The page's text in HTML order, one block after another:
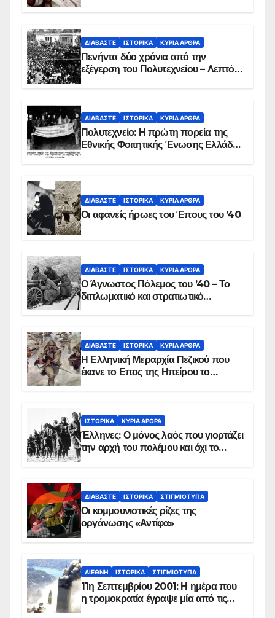
ΔΙΑΒΆΣΤΕ ΙΣΤΟΡΙΚΆ ΚΥΡΙΑ ΑΡΘΡΑ
Πενήντα δύο χρόνια από την
εξέγερση του Πολυτεχνείου – Λεπτό
ΔΙΑΒΆΣΤΕ ΙΣΤΟΡΙΚΆ ΚΥΡΙΑ ΑΡΘΡΑ
Πολυτεχνείο: Η πρώτη πορεία της
Εθνικής Φοιτητικής Ένωσης Ελλάδος
ΔΙΑΒΆΣΤΕ ΙΣΤΟΡΙΚΆ ΚΥΡΙΑ ΑΡΘΡΑ
Οι αφανείς ήρωες του Έπους του ’40
ΔΙΑΒΆΣΤΕ ΙΣΤΟΡΙΚΆ ΚΥΡΙΑ ΑΡΘΡΑ
Ο Άγνωστος Πόλεμος του ’40 – Το
διπλωματικό και στρατιωτικό
ΔΙΑΒΆΣΤΕ ΙΣΤΟΡΙΚΆ ΚΥΡΙΑ ΑΡΘΡΑ
Η Ελληνική Μεραρχία Πεζικού που
έκανε το Επος της Ηπείρου το
ΙΣΤΟΡΙΚΆ ΚΥΡΙΑ ΑΡΘΡΑ
Έλληνες: Ο μόνος λαός που γιορτάζει
την αρχή του πολέμου και όχι το
ΔΙΑΒΆΣΤΕ ΙΣΤΟΡΙΚΆ ΣΤΙΓΜΙΌΤΥΠΑ
Οι κομμουνιστικές ρίζες της
οργάνωσης «Αντίφα»
ΔΙΕΘΝΉ ΙΣΤΟΡΙΚΆ ΣΤΙΓΜΙΌΤΥΠΑ
11η Σεπτεμβρίου 2001: Η ημέρα που
η τρομοκρατία έγραψε μία από τις